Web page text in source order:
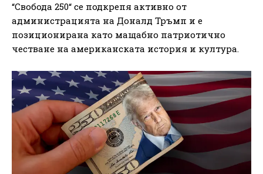
“Свобода 250“ се подкрепя активно от
администрацията на Доналд Тръмп и е
позиционирана като мащабно патриотично
честване на американската история и култура.